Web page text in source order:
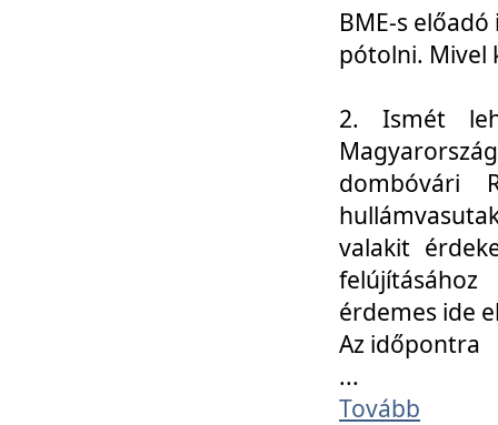
BME-s
pótolni. Mivel
2. Ismét
dombóvári
valakit
érdemes ide
Az időpontra
...
Tovább